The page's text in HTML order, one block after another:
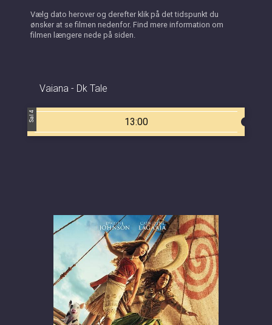
Vælg dato herover og derefter klik på det tidspunkt du
ønsker at se filmen nedenfor. Find mere information om
filmen længere nede på siden.
Vaiana - Dk Tale
Sal 4 13:00